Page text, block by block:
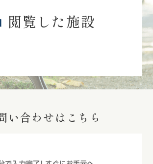
閲覧した施設
い合わせはこちら